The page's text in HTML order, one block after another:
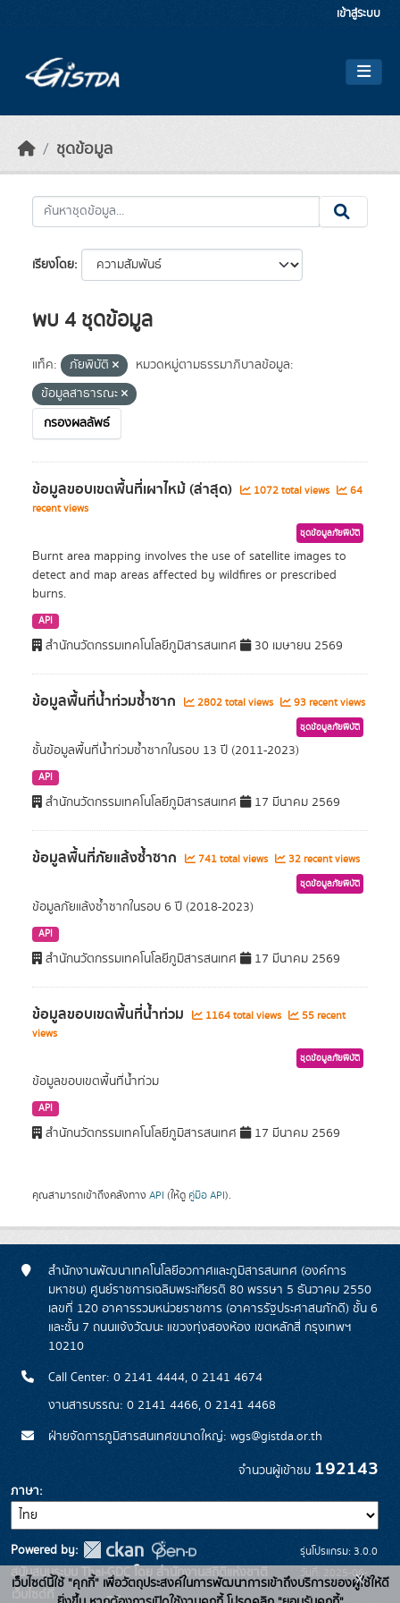
เข้าสู่ระบบ
ชุดข้อมูล
เรียงโดย
พบ 4 ชุดข้อมูล
แท็ค: ภัยพิบัติ
หมวดหมู่ตามธรรมาภิบาลข้อมูล:
ข้อมูลสาธารณะ
กรองผลลัพธ์
ข้อมูลขอบเขตพื้นที่เผาไหม้ (ล่าสุด) 1072 total views
64
recent views
ชุดข้อมูลภัยพิบัติ
Burnt area mapping involves the use of satellite images to
detect and map areas affected by wildfires or prescribed
burns.
API
สำนักนวัตกรรมเทคโนโลยีภูมิสารสนเทศ 30 เมษายน 2569
ข้อมูลพื้นที่น้ำท่วมซ้ำซาก 2802 total views 93 recent views
ชุดข้อมูลภัยพิบัติ
ชั้นข้อมูลพื้นที่น้ำท่วมซ้ำซากในรอบ 13 ปี (2011-2023)
API
สำนักนวัตกรรมเทคโนโลยีภูมิสารสนเทศ 17 มีนาคม 2569
ข้อมูลพื้นที่ภัยแล้งซ้ำซาก 741 total views 32 recent views
ชุดข้อมูลภัยพิบัติ
ข้อมูลภัยแล้งซ้ำซากในรอบ 6 ปี (2018-2023)
API
สำนักนวัตกรรมเทคโนโลยีภูมิสารสนเทศ 17 มีนาคม 2569
ข้อมูลขอบเขตพื้นที่น้ำท่วม 1164 total views
55 recent
views
ชุดข้อมูลภัยพิบัติ
ข้อมูลขอบเขตพื้นที่น้ำท่วม
API
สำนักนวัตกรรมเทคโนโลยีภูมิสารสนเทศ 17 มีนาคม 2569
คุณสามารถเข้าถึงคลังทาง API (ให้ดู คู่มือ API).
สำนักงานพัฒนาเทคโนโลยีอวกาศและภูมิสารสนเทศ (องค์การ
มหาชน) ศูนย์ราชการเฉลิมพระเกียรติ 80 พรรษา 5 ธันวาคม 2550
เลขที่ 120 อาคารรวมหน่วยราชการ (อาคารรัฐประศาสนภักดี) ชั้น 6
และชั้น 7 ถนนแจ้งวัฒนะ แขวงทุ่งสองห้อง เขตหลักสี่ กรุงเทพฯ
10210
Call Center: 0 2141 4444, 0 2141 4674
งานสารบรรณ: 0 2141 4466, 0 2141 4468
ฝ่ายจัดการภูมิสารสนเทศขนาดใหญ่: wgs@gistda.or.th
จำนวนผู้เข้าชม 192143
ภาษา
Powered by:
สนับสนุนระบบ Thai-GDC โดย สำนักงานสถิติแห่งชาติ
เว็บไซต์ที่
รุ่นโปรแกรม: 3.0.0
วันที่: 2025-06-
เว็บไซต์นี้ใช้ "คุกกี้" เพื่อวัตถุประสงค์ในการพัฒนาการเข้าถึงบริการของผู้ใช้ให้ดี
x